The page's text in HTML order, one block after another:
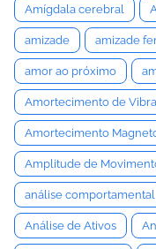
Amígdala cerebral
amizade amizade
amor ao próximo
Amortecimento de
Amortecimento
Amplitude de
análise comportamental
Análise de Ativos